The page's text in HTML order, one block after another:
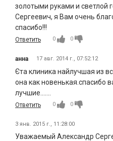
золотыми руками и светлой
Сергеевич, я Вам очень
спасибо!!!
Ответить 0 0
анна 17 авг. 2014 г., 07:52:12
Єта клиника найлучшая из
она как новенькая.спасибо
лучшие.......
Ответить 0 0
3 янв. 2015 г., 11:28:00
Уважаемый Александр